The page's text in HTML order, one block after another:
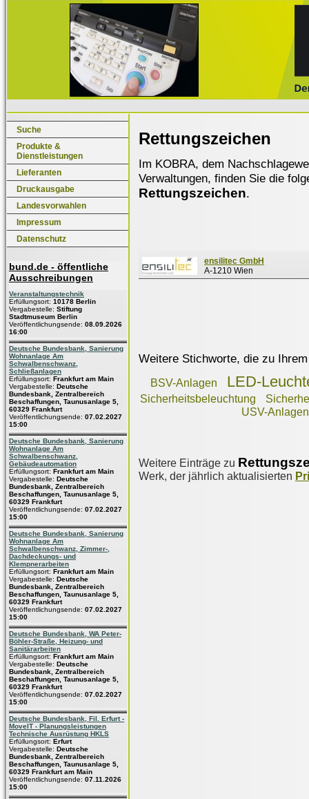
Suche
Produkte &
Dienstleistungen
Lieferanten
Druckausgabe
Landesvorwahlen
Impressum
Datenschutz
bund.de - öffentliche
Ausschreibungen
Veranstaltungstechnik
Erfüllungsort: 10178 Berlin
Vergabestelle: Stiftung
Stadtmuseum Berlin
Veröffentlichungsende: 08.09.2026
16:00
Deutsche Bundesbank, Sanierung
Wohnanlage Am
Schwalbenschwanz,
Schließanlagen
Erfüllungsort: Frankfurt am Main
Vergabestelle: Deutsche
Bundesbank, Zentralbereich
Beschaffungen, Taunusanlage 5,
60329 Frankfurt
Veröffentlichungsende: 07.02.2027
15:00
Deutsche Bundesbank, Sanierung
Wohnanlage Am
Schwalbenschwanz,
Gebäudeautomation
Erfüllungsort: Frankfurt am Main
Vergabestelle: Deutsche
Bundesbank, Zentralbereich
Beschaffungen, Taunusanlage 5,
60329 Frankfurt
Veröffentlichungsende: 07.02.2027
15:00
Deutsche Bundesbank, Sanierung
Wohnanlage Am
Schwalbenschwanz, Zimmer-,
Dachdeckungs- und
Klempnerarbeiten
Erfüllungsort: Frankfurt am Main
Vergabestelle: Deutsche
Bundesbank, Zentralbereich
Beschaffungen, Taunusanlage 5,
60329 Frankfurt
Veröffentlichungsende: 07.02.2027
15:00
Deutsche Bundesbank, WA Peter-
Böhler-Straße, Heizung- und
Sanitärarbeiten
Erfüllungsort: Frankfurt am Main
Vergabestelle: Deutsche
Bundesbank, Zentralbereich
Beschaffungen, Taunusanlage 5,
60329 Frankfurt
Veröffentlichungsende: 07.02.2027
15:00
Deutsche Bundesbank, Fil. Erfurt -
MoveIT - Planungsleistungen
Technische Ausrüstung HKLS
Erfüllungsort: Erfurt
Vergabestelle: Deutsche
Bundesbank, Zentralbereich
Beschaffungen, Taunusanlage 5,
60329 Frankfurt am Main
Veröffentlichungsende: 07.11.2026
15:00
Rettungszeichen
Im KOBRA, dem
Verwaltungen, finden Sie die
Rettungszeichen.
ensilitec GmbH
A-1210 Wien
Weitere Stichworte, die zu
BSV-Anlagen LED-
Sicherheitsbeleuchtung
USV-Anlagen
Weitere Einträge zu
Werk, der jährlich aktualisierten